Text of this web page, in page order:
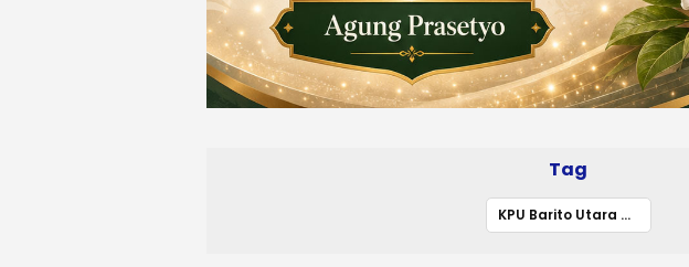
Tag
KPU Barito Utara Gelar Evaluasi Pilkada 2024 dan Koordinasi PDPB 2025